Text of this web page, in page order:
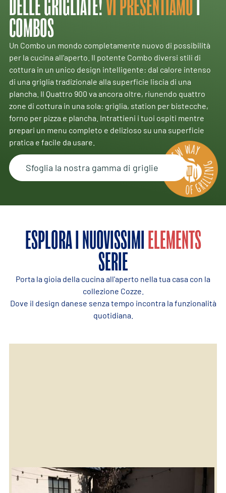
DELLE GRIGLIATE!VI PRESENTIAMO
COMBOS
Un Combo un mondo completamente nuovo di possibilità
per la cucina all'aperto. Il potente Combo diversi stili di
cottura in un unico design intelligente: dal calore intenso
di una griglia tradizionale alla superficie liscia di una
plancha. Il Quattro 900 va ancora oltre, riunendo quattro
zone di cottura in una sola: griglia, station per bistecche,
forno per pizza e plancha. Intrattieni i tuoi ospiti mentre
prepari un menu completo e delizioso su una superficie
pratica e facile da usare.
Sfoglia la nostra gamma di griglie
ESPLORA I NUOVISSIMI ELEMENTS
SERIE
Porta la gioia della cucina all'aperto nella tua casa con la
collezione Cozze.
Dove il design danese senza tempo incontra la funzionalità
quotidiana.
Nuova serie di cucine